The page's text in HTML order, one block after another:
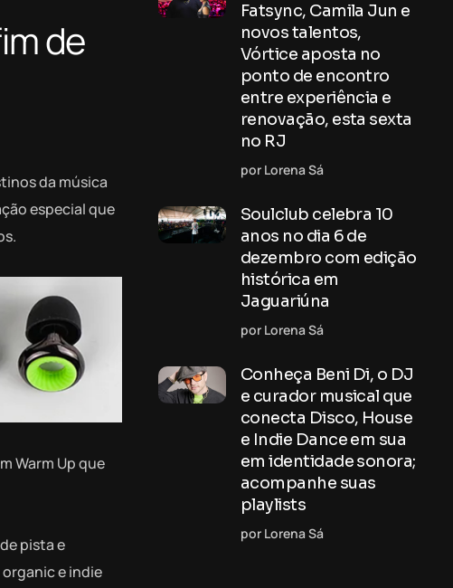
de
da música
especial que
Warm Up que
pista e
e indie
Fatsync, Camila Jun e
novos talentos,
Vórtice aposta no
ponto de encontro
entre experiência e
renovação, esta sexta
no RJ
por Lorena Sá
Soulclub celebra 10
anos no dia 6 de
dezembro com edição
histórica em
Jaguariúna
por Lorena Sá
Conheça Beni Di, o DJ
e curador musical que
conecta Disco, House
e Indie Dance em sua
em identidade sonora;
acompanhe suas
playlists
por Lorena Sá